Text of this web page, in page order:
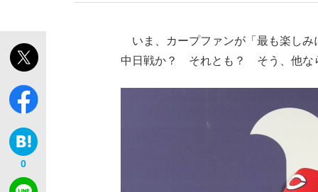
0
いま、カープファンが「最も楽し
中日戦か？ それとも？ そう、他な